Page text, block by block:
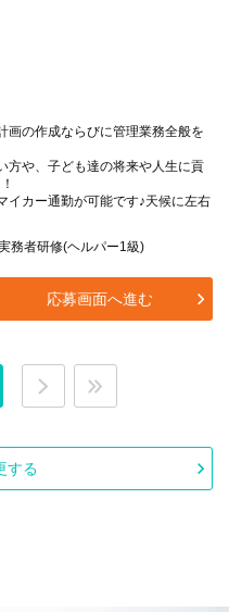
画の作成ならびに管理業務全般を
方や、子ども達の将来や人生に貢
イカー通勤が可能です♪天候に左右
務者研修(ヘルパー1級)
応募画面へ進む
する